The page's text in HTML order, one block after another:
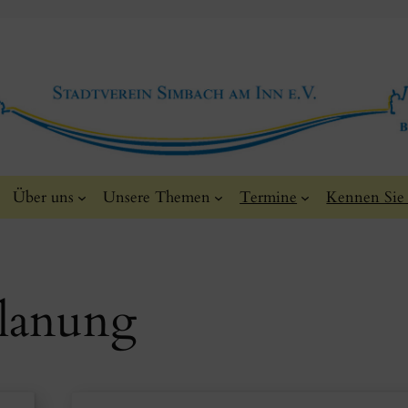
Über uns Unsere Themen Termine Kennen Sie